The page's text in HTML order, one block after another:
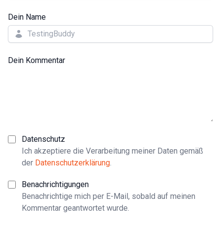
Dein Name
Dein Kommentar
Datenschutz
Ich akzeptiere die Verarbeitung meiner Daten gemäß
der Datenschutzerklärung.
Benachrichtigungen
Benachrichtige mich per E-Mail, sobald auf meinen
Kommentar geantwortet wurde.